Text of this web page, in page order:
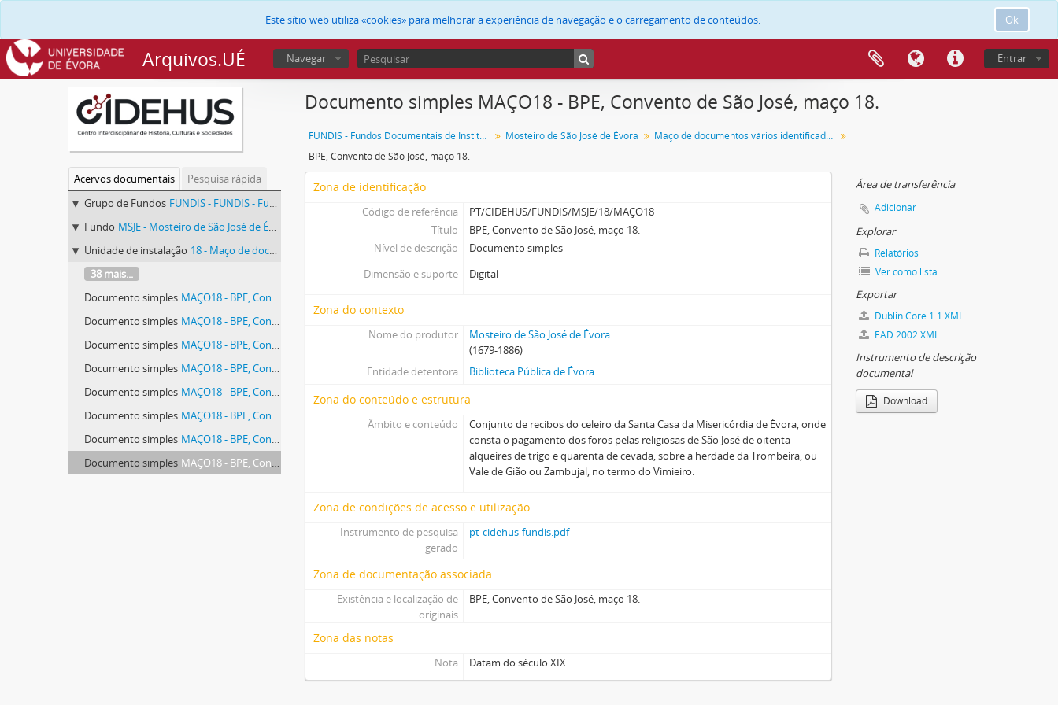
Ok
Este sítio web utiliza «cookies» para melhorar a experiência de navegação e o carregamento de conteúdos.
Arquivos.UÉ Entrar
Navegar
Acervos documentais
Pesquisa rápida
Grupo de Fundos FUNDIS - FUNDIS - Fundos Documentais de Instituições do Sul
Fundo MSJE - Mosteiro de São José de Évora
Unidade de instalação 18 - Maço de documentos vários identificado com o número 18.
38 mais...
Documento simples MAÇO18 - BPE, Convento de São José, maço 18.
Documento simples MAÇO18 - BPE, Convento de São José, maço 18.
Documento simples MAÇO18 - BPE, Convento de São José, maço 18.
Documento simples MAÇO18 - BPE, Convento de São José, maço 18.
Documento simples MAÇO18 - BPE, Convento de São José, maço 18.
Documento simples MAÇO18 - BPE, Convento de São José, maço 18.
Documento simples MAÇO18 - BPE, Convento de São José, maço 18.
Documento simples MAÇO18 - BPE, Convento de São José, maço 18.
Documento simples MAÇO18 - BPE, Convento de São José, maço 18.
FUNDIS - Fundos Documentais de Instituições do Sul Mosteiro de São José de Évora
Maço de documentos vários identificado com o número 18.
BPE, Convento de São José, maço 18.
Zona de identificação
Código de referência
PT/CIDEHUS/FUNDIS/MSJE/18/MAÇO18
Título
BPE, Convento de São José, maço 18.
Nível de descrição
Documento simples
Dimensão e suporte
Digital
Zona do contexto
Nome do produtor
Mosteiro de São José de Évora
(1679-1886)
Entidade detentora
Biblioteca Pública de Évora
Zona do conteúdo e estrutura
Âmbito e conteúdo
Conjunto de recibos do celeiro da Santa Casa da Misericórdia de Évora, onde
consta o pagamento dos foros pelas religiosas de São José de oitenta
alqueires de trigo e quarenta de cevada, sobre a herdade da Trombeira, ou
Vale de Gião ou Zambujal, no termo do Vimieiro.
Zona de condições de acesso e utilização
Instrumento de pesquisa
gerado
pt-cidehus-fundis.pdf
Zona de documentação associada
Existência e localização de
originais
BPE, Convento de São José, maço 18.
Zona das notas
Nota Datam do século XIX.
Área de transferência
Adicionar
Explorar
Relatórios
Ver como lista
Exportar
Dublin Core 1.1 XML
EAD 2002 XML
Instrumento de descrição
documental
Download